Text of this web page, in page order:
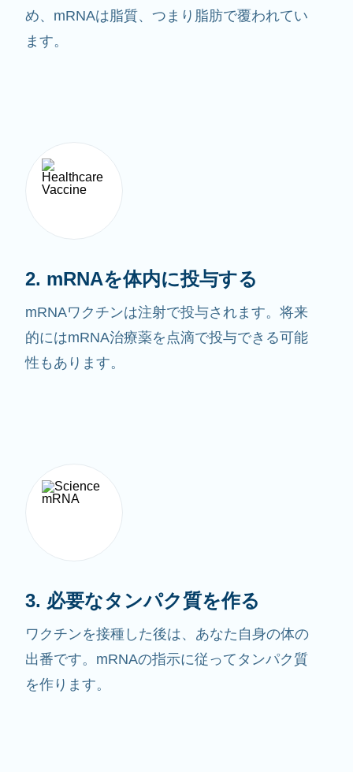
め、mRNAは脂質、つまり脂肪で覆われてい
ます。
2. mRNAを体内に投与する
mRNAワクチンは注射で投与されます。将来
的にはmRNA治療薬を点滴で投与できる可能
性もあります。
3. 必要なタンパク質を作る
ワクチンを接種した後は、あなた自身の体の
出番です。mRNAの指示に従ってタンパク質
を作ります。